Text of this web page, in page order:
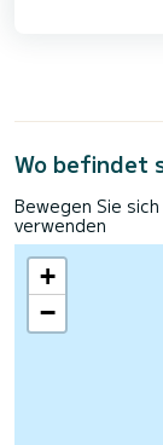
Wo befindet
Bewegen Sie
verwenden
+
−